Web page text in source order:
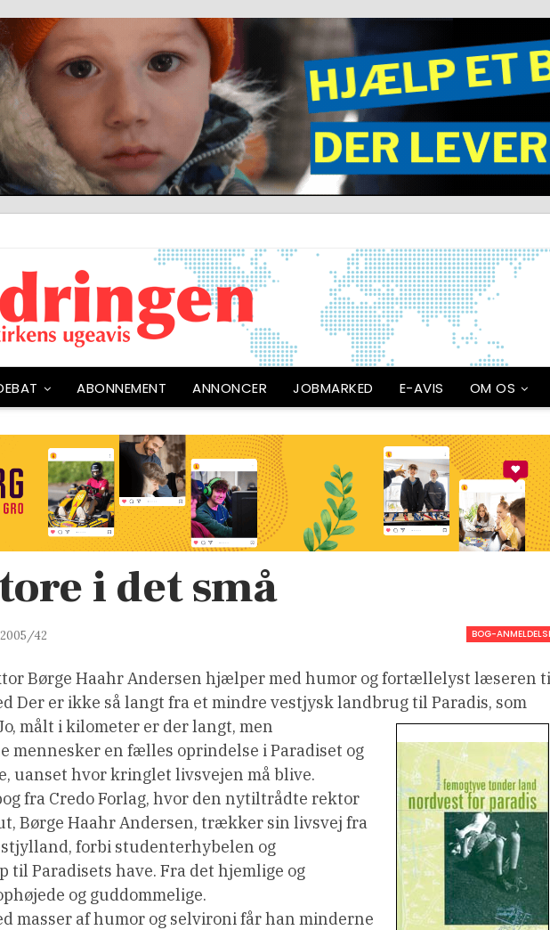
ABONNEMENT ANNONCER JOBMARKED E-AVIS OM OS
i det små
BOG-
42
Børge Haahr Andersen hjælper med humor og fortællelyst læseren
Der er ikke så langt fra et mindre vestjysk landbrug til Paradis, som
målt i kilometer er der langt, men
mennesker en fælles oprindelse i Paradiset og
uanset hvor kringlet livsvejen må blive.
fra Credo Forlag, hvor den nytiltrådte rektor
Børge Haahr Andersen, trækker sin livsvej fra
forbi studenterhybelen og
Paradisets have. Fra det hjemlige og
og guddommelige.
masser af humor og selvironi får han minderne